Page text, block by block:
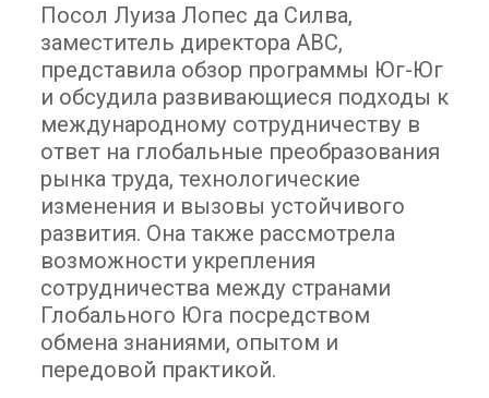
Посол Луиза Лопес да Силва,
заместитель директора ABC,
представила обзор программы Юг-Юг
и обсудила развивающиеся подходы к
международному сотрудничеству в
ответ на глобальные преобразования
рынка труда, технологические
изменения и вызовы устойчивого
развития. Она также рассмотрела
возможности укрепления
сотрудничества между странами
Глобального Юга посредством
обмена знаниями, опытом и
передовой практикой.